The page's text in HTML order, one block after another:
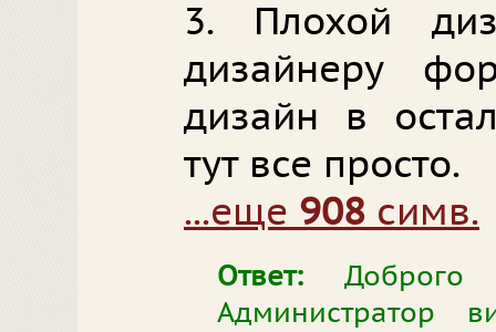
3. Плохой
дизайнеру
дизайн в
тут все просто.
...еще 908 симв.
Ответ: Доброго
Администратор